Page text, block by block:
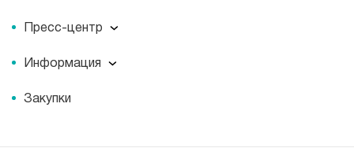
О компании
История
Документы
Пресс-центр
Пресс-центр
Журнал для пациентов «МЕДСИ СЕГОДНЯ»
Информация
Информация
Закупки